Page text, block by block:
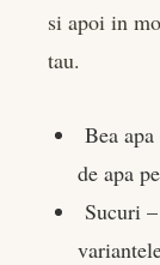
si apoi in
tau.
Bea
de apa
Sucuri